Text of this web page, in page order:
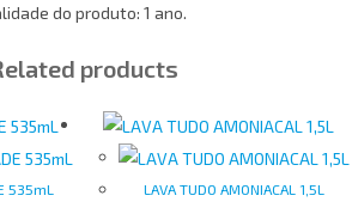
do produto: 1 ano.
products
535mL LAVA TUDO AMONIACAL 1,5L